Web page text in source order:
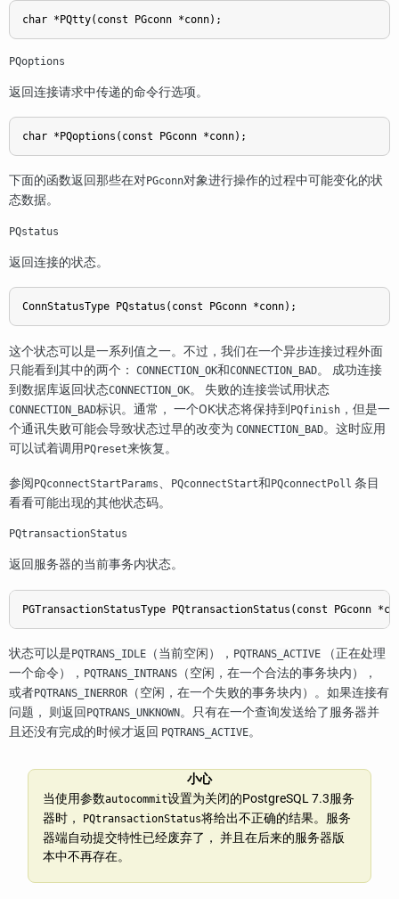
char *PQtty(const PGconn *conn);
PQoptions
返回连接请求中传递的命令行选项。
char *PQoptions(const PGconn *conn);
下面的函数返回那些在对PGconn对象进行操作的过程中可能变化的状
态数据。
PQstatus
返回连接的状态。
ConnStatusType PQstatus(const PGconn *conn);
这个状态可以是一系列值之一。不过，我们在一个异步连接过程外面
只能看到其中的两个：
CONNECTION_OK和CONNECTION_BAD。 成功连接
到数据库返回状态CONNECTION_OK。 失败的连接尝试用状态
CONNECTION_BAD标识。通常， 一个OK状态将保持到 PQfinish ，但是一
个通讯失败可能会导致状态过早的改变为 CONNECTION_BAD。这时应用
可以试着调用 PQreset来恢复。
参阅PQconnectStartParams、 PQconnectStart和PQconnectPoll 条目
看看可能出现的其他状态码。
PQtransactionStatus
返回服务器的当前事务内状态。
PGTransactionStatusType PQtransactionStatus(const PGconn
状态可以是PQTRANS_IDLE （当前空闲）， PQTRANS_ACTIVE
（正在处理
一个命令）， PQTRANS_INTRANS
（空闲，在一个合法的事务块内），
或者PQTRANS_INERROR
（空闲，在一个失败的事务块内）。如果连接有
问题， 则返回 PQTRANS_UNKNOWN。只有在一个查询发送给了服务器并
且还没有完成的时候才返回 PQTRANS_ACTIVE。
小心
当使用参数autocommit设置为关闭的PostgreSQL7.3服务
器时，
PQtransactionStatus将给出不正确的结果。服务
器端自动提交特性已经废弃了， 并且在后来的服务器版
本中不再存在。